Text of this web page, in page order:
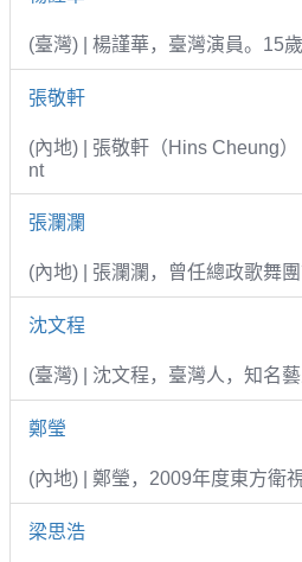
(臺灣) | 楊謹華，臺灣演員。15
張敬軒
(內地) | 張敬軒（Hins Cheung
nt
張瀾瀾
(內地) | 張瀾瀾，曾任總政歌舞團
沈文程
(臺灣) | 沈文程，臺灣人，知名
鄭瑩
(內地) | 鄭瑩，2009年度東方衛
梁思浩